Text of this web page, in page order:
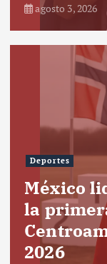
agosto 3, 2026
Deportes
México
la
2026